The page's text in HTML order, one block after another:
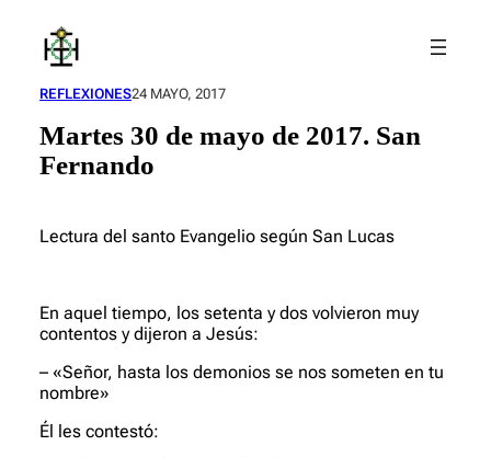
contenido
REFLEXIONES24 MAYO, 2017
Martes 30 de mayo de 2017. San
Fernando
Lectura del santo Evangelio según San Lucas
En aquel tiempo, los setenta y dos volvieron muy
contentos y dijeron a Jesús:
– «Señor, hasta los demonios se nos someten en tu
nombre»
Él les contestó: